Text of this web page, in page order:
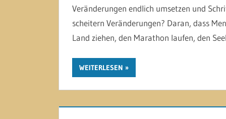
Veränderungen endlich umsetzen und
scheitern Veränderungen? Daran, dass
Land ziehen, den Marathon laufen, den
WEITERLESEN